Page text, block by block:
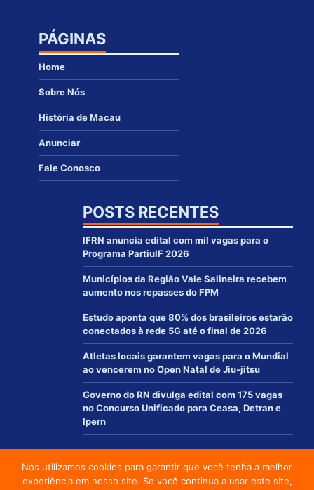
PÁGINAS
Home
Sobre Nós
História de Macau
Anunciar
Fale Conosco
POSTS RECENTES
IFRN anuncia edital com mil vagas para o
Programa PartiuIF 2026
Municípios da Região Vale Salineira recebem
aumento nos repasses do FPM
Estudo aponta que 80% dos brasileiros estarão
conectados à rede 5G até o final de 2026
Atletas locais garantem vagas para o Mundial
ao vencerem no Open Natal de Jiu-jitsu
Governo do RN divulga edital com 175 vagas
no Concurso Unificado para Ceasa, Detran e
Ipern
© 2012 - 2021 | www.macaurn.com.br - Todos os direitos reservados
Desenvolvido por:
Nós utilizamos cookies para garantir que você tenha a melhor
experiência em nosso site. Se você continua a usar este site,